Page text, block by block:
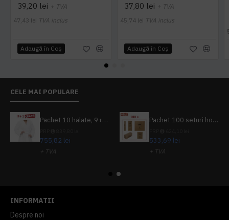
39,20 lei + TVA
47,43 lei TVA inclus
Adaugă în Coş
37,80 lei + TVA
45,74 lei TVA inclus
Adaugă în Coş
CELE MAI POPULARE
Pachet 10 halate, 9+1 gratuit
755,82 lei
+ TVA
Pachet 100 seturi hoteliere, set dentar, set barbierit, casca de dus, pila unghii, set cusut
533,69 lei
+ TVA
INFORMATII
Despre noi